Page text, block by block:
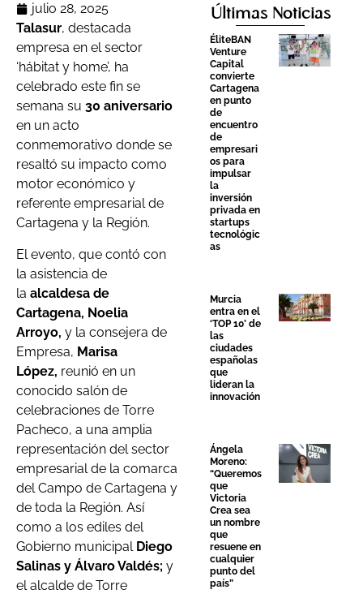
julio 28, 2025
Talasur, destacada
empresa en el sector
‘hábitat y home’, ha
celebrado este fin se
semana su 30 aniversario
en un acto
conmemorativo donde se
resaltó su impacto como
motor económico y
referente empresarial de
Cartagena y la Región.
El evento, que contó con
la asistencia de
la alcaldesa de
Cartagena, Noelia
Arroyo, y la consejera de
Empresa, Marisa
López, reunió en un
conocido salón de
celebraciones de Torre
Pacheco, a una amplia
representación del sector
empresarial de la comarca
del Campo de Cartagena y
de toda la Región. Así
como a los ediles del
Gobierno municipal Diego
Salinas y Álvaro Valdés; y
el alcalde de Torre
Últimas Noticias
ÉliteBAN
Venture
Capital
convierte
Cartagena
en punto
de
encuentro
de
empresari
os para
impulsar
la
inversión
privada en
startups
tecnológic
as
Murcia
entra en el
‘TOP 10’ de
las
ciudades
españolas
que
lideran la
innovación
Ángela
Moreno:
“Queremos
que
Victoria
Crea sea
un nombre
que
resuene en
cualquier
punto del
país”